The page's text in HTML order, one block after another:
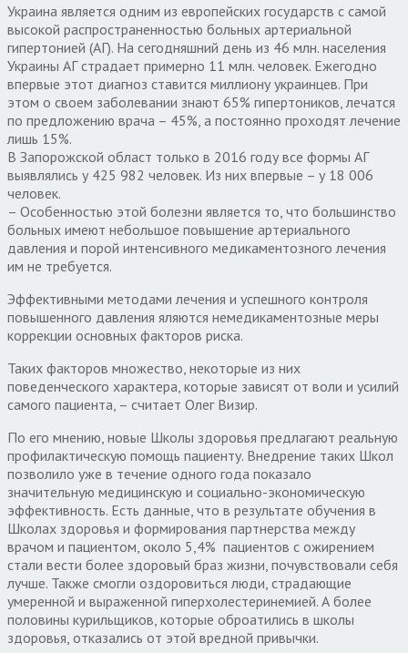
Украина является одним из европейских государств с самой
высокой распространенностью больных артериальной
гипертонией (АГ). На сегодняшний день из 46 млн. населения
Украины АГ страдает примерно 11 млн. человек. Ежегодно
впервые этот диагноз ставится миллиону украинцев. При
этом о своем заболевании знают 65% гипертоников, лечатся
по предложению врача – 45%, а постоянно проходят лечение
лишь 15%.
В Запорожской област только в 2016 году все формы АГ
выявлялись у 425 982 человек. Из них впервые – у 18 006
человек.
– Особенностью этой болезни является то, что большинство
больных имеют небольшое повышение артериального
давления и порой интенсивного медикаментозного лечения
им не требуется.
Эффективными методами лечения и успешного контроля
повышенного давления яляются немедикаментозные меры
коррекции основных факторов риска.
Таких факторов множество, некоторые из них
поведенческого характера, которые зависят от воли и усилий
самого пациента, – считает Олег Визир.
По его мнению, новые Школы здоровья предлагают реальную
профилактическую помощь пациенту. Внедрение таких Школ
позволило уже в течение одного года показало
значительную медицинскую и социально-экономическую
эффективность. Есть данные, что в результате обучения в
Школах здоровья и формирования партнерства между
врачом и пациентом, около 5,4% пациентов с ожирением
стали вести более здоровый браз жизни, почувствовали себя
лучше. Также смогли оздоровиться люди, страдающие
умеренной и выраженной гиперхолестеринемией. А более
половины курильщиков, которые оброатились в школы
здоровья, отказались от этой вредной привычки.